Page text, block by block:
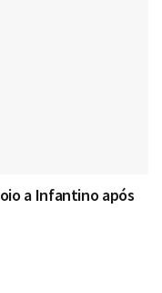
a Infantino após